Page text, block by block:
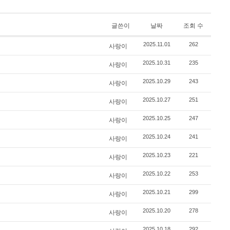
글쓴이 날짜 조회 수
사랑이 2025.11.01 262
사랑이 2025.10.31 235
사랑이 2025.10.29 243
사랑이 2025.10.27 251
사랑이 2025.10.25 247
사랑이 2025.10.24 241
사랑이 2025.10.23 221
사랑이 2025.10.22 253
사랑이 2025.10.21 299
사랑이 2025.10.20 278